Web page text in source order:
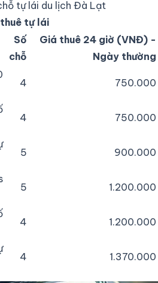
tự lái du lịch Đà Lạt
tự lái
Số
chỗ
Giá thuê 24 giờ (VNĐ) -
Ngày thường
4 750.000
4 750.000
5 900.000
5 1.200.000
4 1.200.000
4 1.370.000